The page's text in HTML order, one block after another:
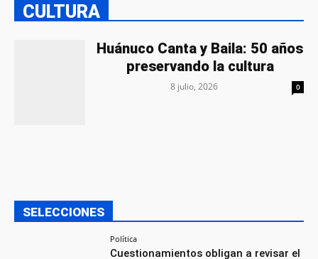
CULTURA
Huánuco Canta y Baila: 50 años
preservando la cultura
8 julio, 2026 0
SELECCIONES
Política
Cuestionamientos obligan a revisar el